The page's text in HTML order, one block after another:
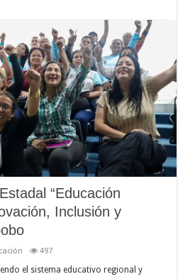
“Educación
Inclusión y
497
el sistema educativo regional y